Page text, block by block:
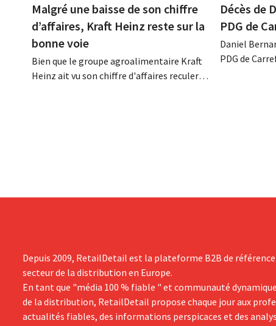
Malgré une baisse de son chiffre
d’affaires, Kraft Heinz reste sur la
bonne voie
Bien que le groupe agroalimentaire Kraft
Heinz ait vu son chiffre d'affaires reculer
Décès de
PDG de
Daniel
PDG de
Depuis 2009, RetailDetail est la plateforme B2B de
secteur de la distribution en Europe.
En tant que "média 100 % fiable " et communauté
de la distribution, RetailDetail propose chaque jour aux
actualités fiables, des informations perspicaces et des